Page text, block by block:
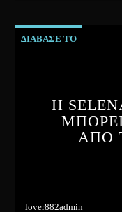
ΔΙΑΒΑΣΕ ΤΟ
Η
ΑΠΟ
lover882admin